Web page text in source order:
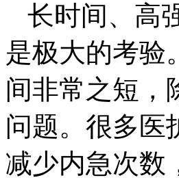
长时间、高
是极大的考验
间非常之短，
问题。很多医
减少内急次数